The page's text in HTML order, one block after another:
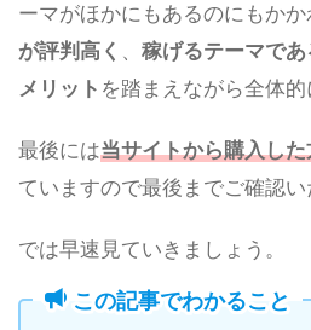
ーマがほかにもあるのにもかか
が評判高く 、 稼げるテーマで
メリット を踏まえながら全体的
最後には当サイトから購入し
ていますので最後までご確認い
では早速見ていきましょう。
この記事でわかること